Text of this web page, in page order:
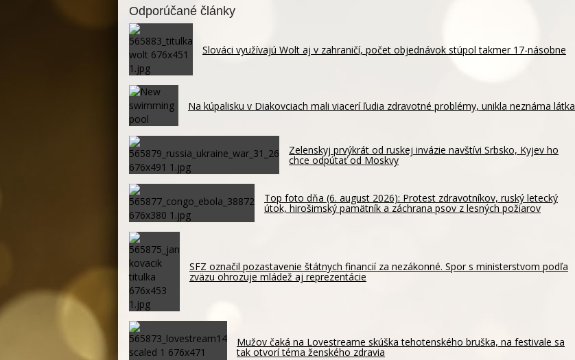
Odporúčané články
Slováci využívajú Wolt aj v zahraničí, počet objednávok stúpol takmer 17-násobne
Na kúpalisku v Diakovciach mali viacerí ľudia zdravotné problémy, unikla neznáma látka
Zelenskyj prvýkrát od ruskej invázie navštívi Srbsko, Kyjev ho
chce odpútať od Moskvy
Top foto dňa (6. august 2026): Protest zdravotníkov, ruský letecký
útok, hirošimský pamätník a záchrana psov z lesných požiarov
SFZ označil pozastavenie štátnych financií za nezákonné. Spor s ministerstvom podľa
zväzu ohrozuje mládež aj reprezentácie
Mužov čaká na Lovestreame skúška tehotenského bruška, na festivale sa
tak otvorí téma ženského zdravia